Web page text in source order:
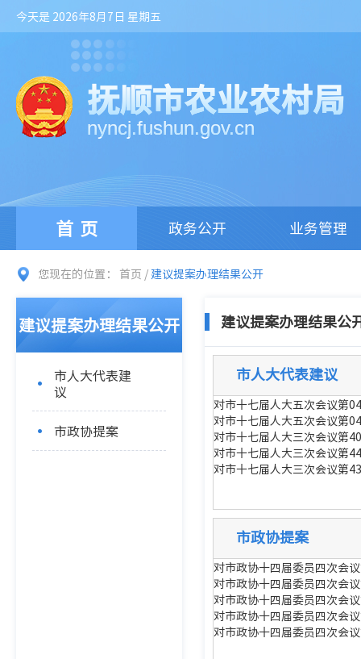
今天是 2026年8月7日 星期五
抚顺市农业农村局
nyncj.fushun.gov.cn
首页 政务公开 业务管理
您现在的位置： 首页 / 建议提案办理结果公开
建议提案办理结果公开
市人大代表建
议
市政协提案
建议提案办理结果公
市人大代表建议
对市十七届人大五次会议第
对市十七届人大五次会议第
对市十七届人大三次会议第
对市十七届人大三次会议第
对市十七届人大三次会议第
市政协提案
对市政协十四届委员四次会
对市政协十四届委员四次会
对市政协十四届委员四次会
对市政协十四届委员四次会
对市政协十四届委员四次会